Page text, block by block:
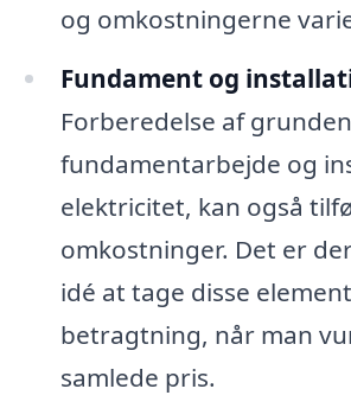
og omkostningerne
Fundament og
Forberedelse af
fundamentarbejde og
elektricitet, kan også
omkostninger. Det er
idé at tage disse
betragtning, når man
samlede pris.